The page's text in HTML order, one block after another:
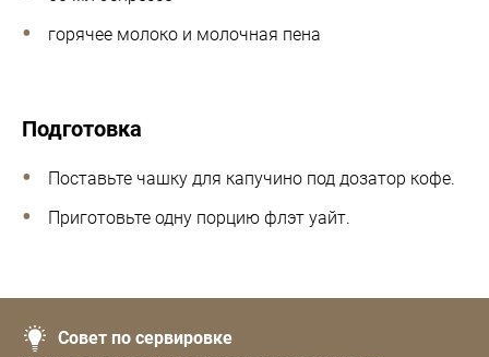
горячее молоко и молочная пена
Подготовка
Поставьте чашку для капучино под дозатор кофе.
Приготовьте одну порцию флэт уайт.
Совет по сервировке